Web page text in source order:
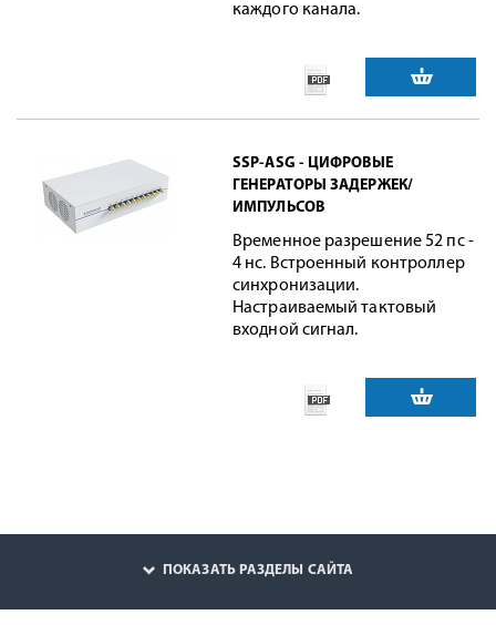
каждого канала.
SSP-ASG - ЦИФРОВЫЕ
ГЕНЕРАТОРЫ ЗАДЕРЖЕК/
ИМПУЛЬСОВ
Временное разрешение 52 пс -
4 нс. Встроенный контроллер
синхронизации.
Настраиваемый тактовый
входной сигнал.
ПОКАЗАТЬ РАЗДЕЛЫ САЙТА